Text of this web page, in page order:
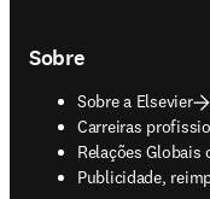
Sobre
Sobre a Elsevier
Carreiras
Relações Globais
Publicidade,
opens in new